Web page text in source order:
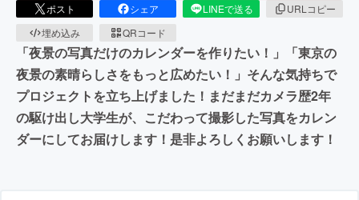
ポスト シェア LINEで送る
URLコピー
埋め込み
QRコード
「夜景の写真だけのカレンダーを作りたい！」「東京の
夜景の素晴らしさをもっと広めたい！」そんな気持ちで
プロジェクトを立ち上げました！まだまだカメラ歴2年
の駆け出し大学生が、こだわって撮影した写真をカレン
ダーにしてお届けします！是非よろしくお願いします！